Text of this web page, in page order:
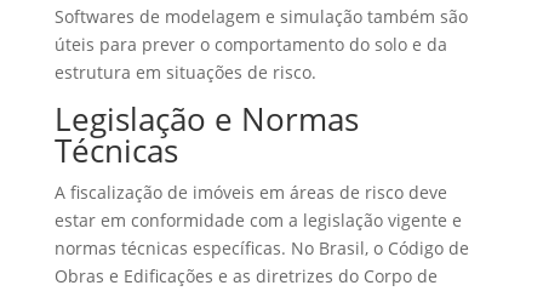
Softwares de modelagem e simulação também são
úteis para prever o comportamento do solo e da
estrutura em situações de risco.
Legislação e Normas
Técnicas
A fiscalização de imóveis em áreas de risco deve
estar em conformidade com a legislação vigente e
normas técnicas específicas. No Brasil, o Código de
Obras e Edificações e as diretrizes do Corpo de